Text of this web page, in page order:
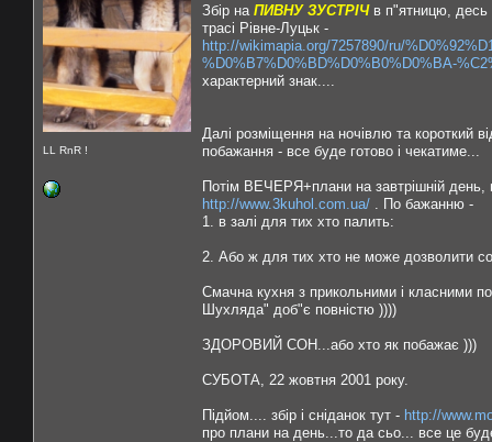
LL RnR !
Збір на ПИВНУ ЗУСТРІЧв п"ятницю, десь
трасі Рівне-Луцьк -
http://wikimapia.org/7257890/ru/
%D0%B7%D0%BD%D0%B0%D0%BA-
характерний знак....
Далі розміщення на ночівлю та короткий
побажання - все буде готово і чекатиме...
Потім ВЕЧЕРЯ+плани на завтрішній
http://www.3kuhol.com.ua/ . По бажанню -
1. в залі для тих хто палить:
2. Або ж для тих хто не може дозволити
Смачна кухня з прикольними і класними
Шухляда" доб"є повністю ))))
ЗДОРОВИЙ СОН...або хто як побажає )))
СУБОТА, 22 жовтня 2001 року.
Підйом.... збір і сніданок тут - http://
про плани на день...то да сьо... все це